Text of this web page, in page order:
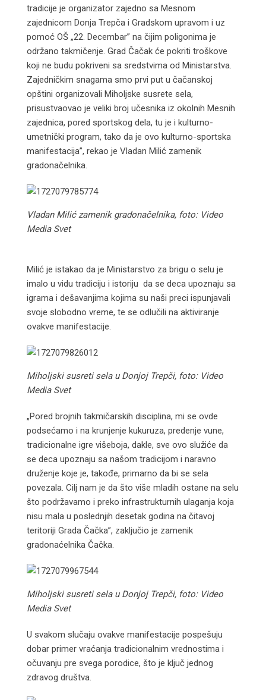
tradicije je organizator zajedno sa Mesnom
zajednicom Donja Trepča i Gradskom upravom i uz
pomoć OŠ „22. Decembar” na čijim poligonima je
održano takmičenje. Grad Čačak će pokriti troškove
koji ne budu pokriveni sa sredstvima od Ministarstva.
Zajedničkim snagama smo prvi put u čačanskoj
opštini organizovali Miholjske susrete sela,
prisustvaovao je veliki broj učesnika iz okolnih Mesnih
zajednica, pored sportskog dela, tu je i kulturno-
umetnički program, tako da je ovo kulturno-sportska
manifestacija”, rekao je Vladan Milić zamenik
gradonačelnika.
Vladan Milić zamenik gradonačelnika, foto: Video
Media Svet
Milić je istakao da je Ministarstvo za brigu o selu je
imalo u vidu tradiciju i istoriju da se deca upoznaju sa
igrama i dešavanjima kojima su naši preci ispunjavali
svoje slobodno vreme, te se odlučili na aktiviranje
ovakve manifestacije.
Miholjski susreti sela u Donjoj Trepči, foto: Video
Media Svet
„Pored brojnih takmičarskih disciplina, mi se ovde
podsećamo i na krunjenje kukuruza, predenje vune,
tradicionalne igre višeboja, dakle, sve ovo služiće da
se deca upoznaju sa našom tradicijom i naravno
druženje koje je, takođe, primarno da bi se sela
povezala. Cilj nam je da što više mladih ostane na selu
što podržavamo i preko infrastrukturnih ulaganja koja
nisu mala u poslednjih desetak godina na čitavoj
teritoriji Grada Čačka”, zaključio je zamenik
gradonaćelnika Čačka.
Miholjski susreti sela u Donjoj Trepči, foto: Video
Media Svet
U svakom slučaju ovakve manifestacije pospešuju
dobar primer vraćanja tradicionalnim vrednostima i
očuvanju pre svega porodice, što je ključ jednog
zdravog društva.